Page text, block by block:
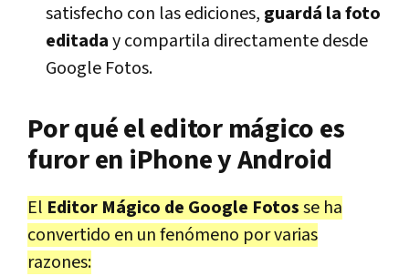
satisfecho con las ediciones, guardá la foto
editaday compartila directamente desde
Google Fotos.
Por qué el editor mágico es
furor en iPhone y Android
El Editor Mágico de Google Fotosse ha
convertido en un fenómeno por varias
razones: